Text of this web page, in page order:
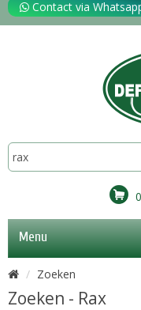
Contact via
Menu
Zoeken
Zoeken - Rax